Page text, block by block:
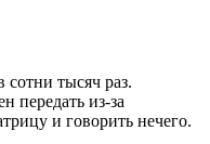
сотни тысяч раз.
передать из-за
и говорить нечего.